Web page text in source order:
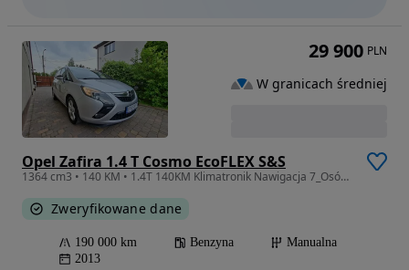
Opel Zafira 1.4 T Cosmo EcoFLEX S&S
1364 cm3 • 140 KM • 1.4T 140KM Klimatronik Nawigacja 7_Osób Zarejestrowany_z_Niemiec
Zweryfikowane dane
190 000 km Benzyna
Manualna
2013
29 900 PLN
W granicach średniej